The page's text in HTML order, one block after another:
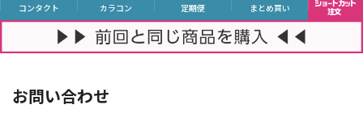
コンタクト カラコン 定期便 まとめ買い
お問い合わせ